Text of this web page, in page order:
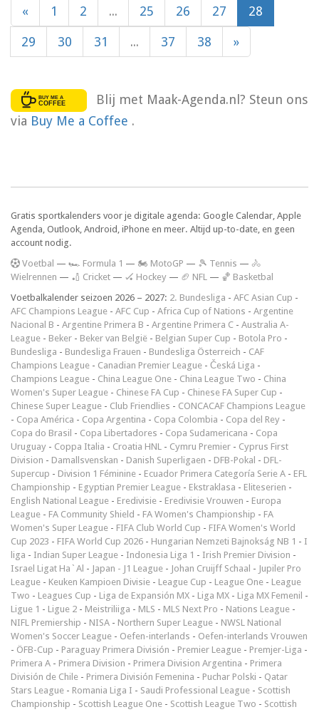
« 1 2 ... 25 26 27 28
29 30 31 ... 37 38 »
Blij met Maak-Agenda.nl? Steun ons
via Buy Me a Coffee .
Gratis sportkalenders voor je digitale agenda: Google Calendar, Apple
Agenda, Outlook, Android, iPhone en meer. Altijd up-to-date, en geen
account nodig.
Voetbal — 🏎️ Formula 1 — 🏍 MotoGP — 🎾 Tennis — 🚴
Wielrennen — 🏏 Cricket — 🏑 Hockey — 🏈 NFL — 🏀 Basketbal
Voetbalkalender seizoen 2026 – 2027: 2. Bundesliga - AFC Asian Cup -
AFC Champions League - AFC Cup - Africa Cup of Nations - Argentine
Nacional B - Argentine Primera B - Argentine Primera C - Australia A-
League - Beker - Beker van België - Belgian Super Cup - Botola Pro -
Bundesliga - Bundesliga Frauen - Bundesliga Österreich - CAF
Champions League - Canadian Premier League - Česká Liga -
Champions League - China League One - China League Two - China
Women's Super League - Chinese FA Cup - Chinese FA Super Cup -
Chinese Super League - Club Friendlies - CONCACAF Champions League
- Copa América - Copa Argentina - Copa Colombia - Copa del Rey -
Copa do Brasil - Copa Libertadores - Copa Sudamericana - Copa
Uruguay - Coppa Italia - Croatia HNL - Cymru Premier - Cyprus First
Division - Damallsvenskan - Danish Superligaen - DFB-Pokal - DFL-
Supercup - Division 1 Féminine - Ecuador Primera Categoría Serie A - EFL
Championship - Egyptian Premier League - Ekstraklasa - Eliteserien -
English National League - Eredivisie - Eredivisie Vrouwen - Europa
League - FA Community Shield - FA Women's Championship - FA
Women's Super League - FIFA Club World Cup - FIFA Women's World
Cup 2023 - FIFA World Cup 2026 - Hungarian Nemzeti Bajnokság NB 1 - I
liga - Indian Super League - Indonesia Liga 1 - Irish Premier Division -
Israel Ligat Ha`Al - Japan - J1 League - Johan Cruijff Schaal - Jupiler Pro
League - Keuken Kampioen Divisie - League Cup - League One - League
Two - Leagues Cup - Liga de Expansión MX - Liga MX - Liga MX Femenil -
Ligue 1 - Ligue 2 - Meistriliiga - MLS - MLS Next Pro - Nations League -
NIFL Premiership - NISA - Northern Super League - NWSL National
Women's Soccer League - Oefen-interlands - Oefen-interlands Vrouwen
- ÖFB-Cup - Paraguay Primera División - Premier League - Premjer-Liga -
Primera A - Primera Division - Primera Division Argentina - Primera
División de Chile - Primera División Femenina - Puchar Polski - Qatar
Stars League - Romania Liga I - Saudi Professional League - Scottish
Championship - Scottish League One - Scottish League Two - Scottish